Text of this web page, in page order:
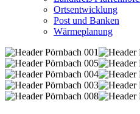
Ortsentwicklung
Post und Banken
Wärmeplanung